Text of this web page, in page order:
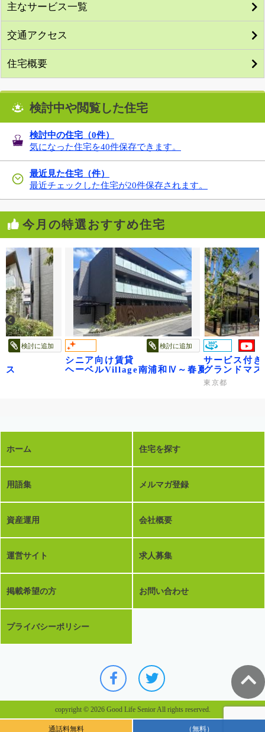
主なサービス一覧
交通アクセス
住宅概要
検討中や閲覧した住宅
検討中の住宅（0件）
気になった住宅を40件保存できます。
最近見た住宅（件）
最近チェックした住宅が20件保存されます。
今月の特選おすすめ住宅
検討に追加
ス
検討に追加
シニア向け賃貸
ヘーベルVillage南浦和Ⅳ～春夏秋冬～
サービス付
グランドマ
東京都
ホーム 住宅を探す
用語集 メルマガ登録
資産運用 会社概要
運営サイト 求人募集
掲載希望の方 お問い合わせ
プライバシーポリシー
copyright © 2026 Good Life Senior All rights reserved.
通話料無料 （無料）